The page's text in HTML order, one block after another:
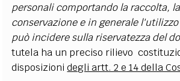
personali comportando la raccolta,
conservazione e in generale
può incidere sulla riservatezza del
tutela ha un preciso rilievo
disposizionidegli artt. 2 e 14 della